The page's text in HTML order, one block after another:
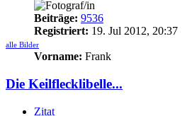
Beiträge: 9536
Registriert: 19. Jul 2012, 20:37
alle Bilder
Vorname: Frank
Die Keilflecklibelle...
Zitat